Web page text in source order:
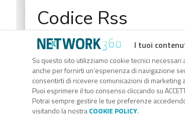
I tuoi
Su questo sito utilizziamo cookie tecnici
anche per fornirti un’esperienza di navigazione
consentirti di ricevere comunicazioni di
Puoi esprimere il tuo consenso cliccando su
Potrai sempre gestire le tue preferenze
visitando la nostraCOOKIE POLICY.
Codice Rss
RSS link